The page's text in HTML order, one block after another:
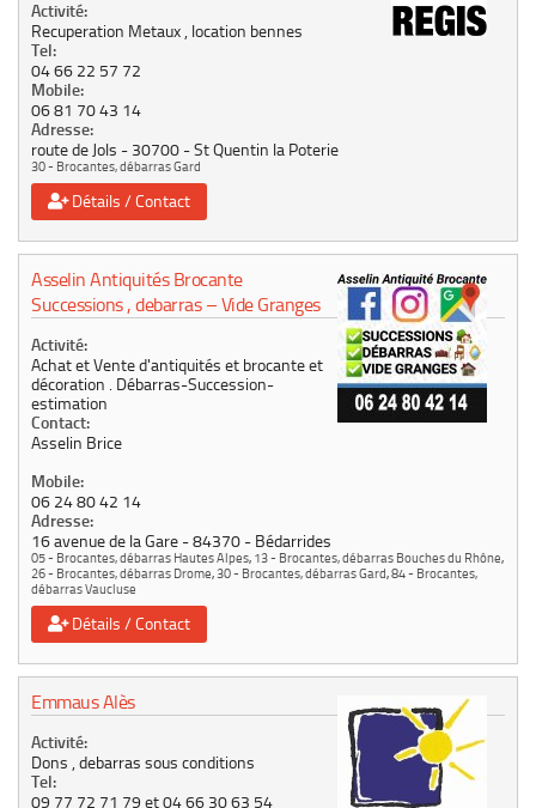
Activité:
Recuperation Metaux , location bennes
Tel:
04 66 22 57 72
Mobile:
06 81 70 43 14
Adresse:
route de Jols 30700 St Quentin la Poterie
30 - Brocantes, débarras Gard
Détails / Contact
Asselin Antiquités Brocante
Successions , debarras – Vide Granges
Activité:
Achat et Vente d'antiquités et brocante et
décoration . Débarras-Succession-
estimation
Contact:
Asselin Brice
Mobile:
06 24 80 42 14
Adresse:
16 avenue de la Gare 84370 Bédarrides
05 - Brocantes, débarras Hautes Alpes, 13 - Brocantes, débarras Bouches du Rhône,
26 - Brocantes, débarras Drome,30 - Brocantes, débarras Gard,84 - Brocantes,
débarras Vaucluse
Détails / Contact
Emmaus Alès
Activité:
Dons , debarras sous conditions
Tel:
09 77 72 71 79 et 04 66 30 63 54